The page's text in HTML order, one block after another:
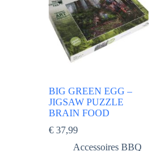
BIG GREEN EGG –
JIGSAW PUZZLE
BRAIN FOOD
€ 37,99
Accessoires BBQ